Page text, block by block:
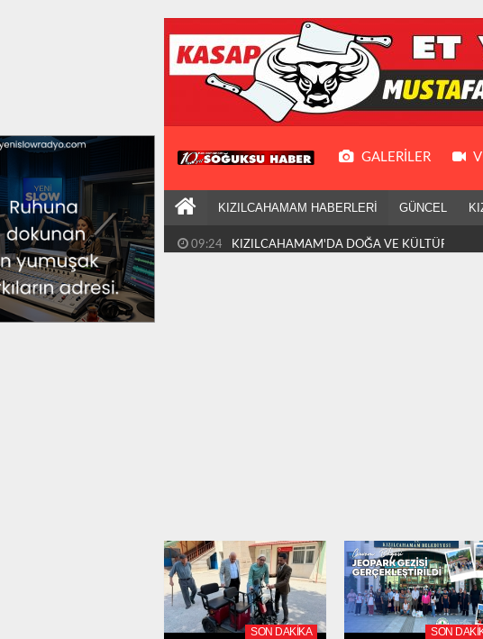
GALERILER
KIZILCAHAMAM HABERLERİ GÜNCEL
09:24 KIZILCAHAMAM'DA DOĞA VE KÜLTÜR GEZİSİ
SON DAKIKA SON